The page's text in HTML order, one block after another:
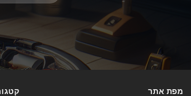
מפת אתר